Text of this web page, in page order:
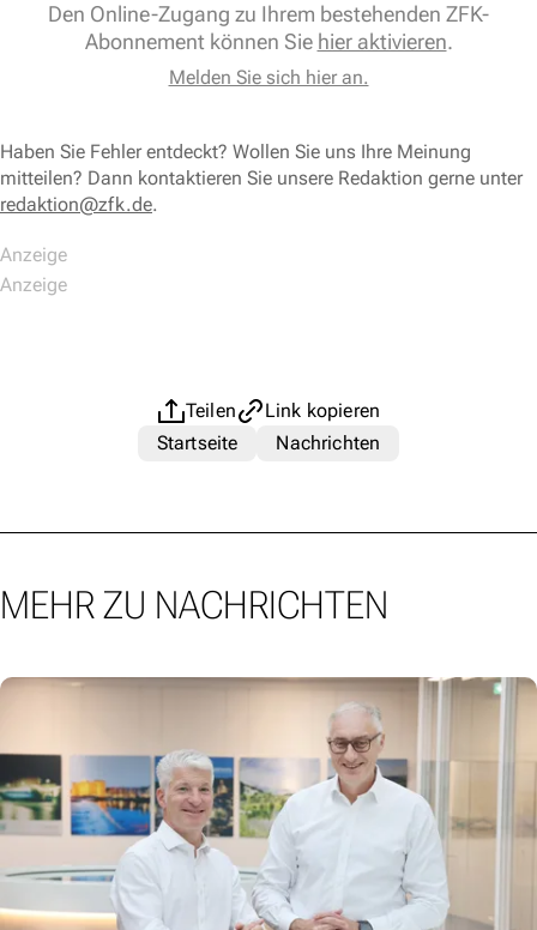
Den Online-Zugang zu Ihrem bestehenden ZFK-
Abonnement können Sie hier aktivieren.
Melden Sie sich hier an.
Haben Sie Fehler entdeckt? Wollen Sie uns Ihre Meinung
mitteilen? Dann kontaktieren Sie unsere Redaktion gerne unter
redaktion@zfk.de.
Teilen
Link kopieren
Startseite
Nachrichten
MEHR ZU NACHRICHTEN